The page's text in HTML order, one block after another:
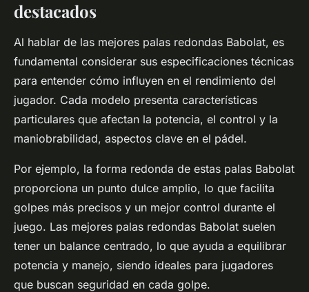
destacados
Al hablar de las mejores palas redondas Babolat, es
fundamental considerar sus especificaciones técnicas
para entender cómo influyen en el rendimiento del
jugador. Cada modelo presenta características
particulares que afectan la potencia, el control y la
maniobrabilidad, aspectos clave en el pádel.
Por ejemplo, la forma redonda de estas palas Babolat
proporciona un punto dulce amplio, lo que facilita
golpes más precisos y un mejor control durante el
juego. Las mejores palas redondas Babolat suelen
tener un balance centrado, lo que ayuda a equilibrar
potencia y manejo, siendo ideales para jugadores
que buscan seguridad en cada golpe.